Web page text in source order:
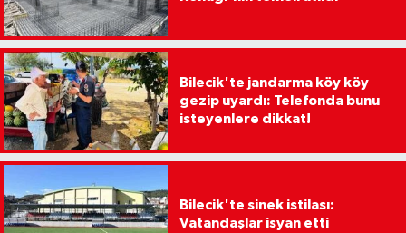
Bilecik'te jandarma köy köy
gezip uyardı: Telefonda bunu
isteyenlere dikkat!
Bilecik'te sinek istilası:
Vatandaşlar isyan etti